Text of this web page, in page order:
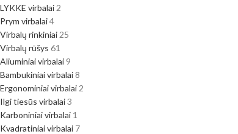
LYKKE virbalai 2
Prym virbalai4
Virbalų rinkiniai 25
Virbalų rūšys 61
Aliuminiai virbalai 9
Bambukiniai virbalai8
Ergonominiai virbalai 2
Ilgi tiesūs virbalai3
Karboniniai virbalai 1
Kvadratiniai virbalai 7